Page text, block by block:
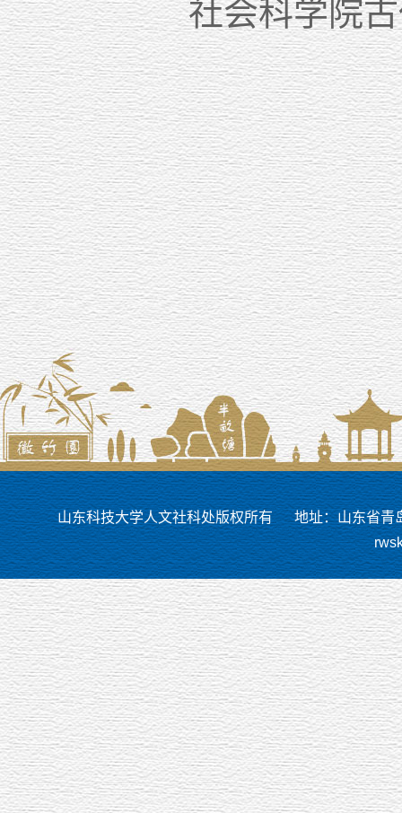
社会科学院
山东科技大学人文社科处版权所有
地址：山东省